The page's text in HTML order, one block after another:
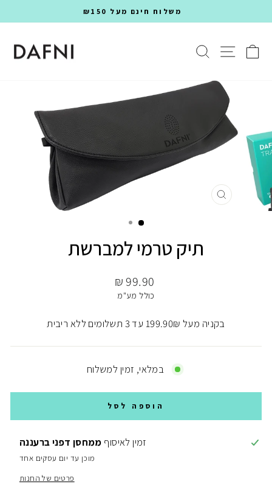
the
Policy
הפסקת
משלוח חינם מעל ₪150
חיפוש ניווט
יציאה
תיק טרמי למברשת
מחיר
99.90 ₪
כולל מע"מ
בקניה מעל ₪‎199.90 עד 3 תשלומים ללא ריבית
במלאי, זמין למשלוח
הוספה לסל
זמין לאיסוף ממחסן דפני ברעננה
מוכן עד יום עסקים אחד
פרטים של החנות